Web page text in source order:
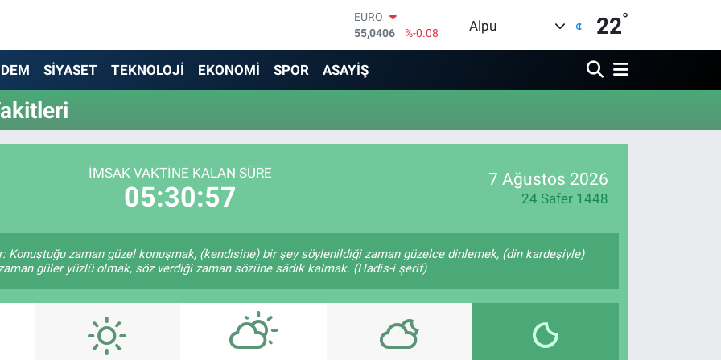
EURO
55,0406
%-0.08
STERLİN
64,2143
GRAM ALTIN
13.799
%70
BITCOIN
Alpu 22°
SİYASET TEKNOLOJİ EKONOMİ SPOR ASAYİŞ
İMSAK VAKTINE KALAN SÜRE
05:30:57
7 Ağustos 2026
24 Safer 1448
Konuştuğu zaman güzel konuşmak, (kendisine) bir şey söylenildiği zaman güzelce dinlemek, (din kardeşiyle)
zaman güler yüzlü olmak, söz verdiği zaman sözüne sâdık kalmak. (Hadis-i şerif)